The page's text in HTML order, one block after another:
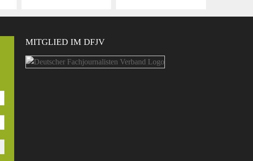
MITGLIED IM DFJV